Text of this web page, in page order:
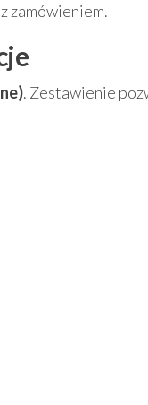
zamówieniem.
. Zestawienie